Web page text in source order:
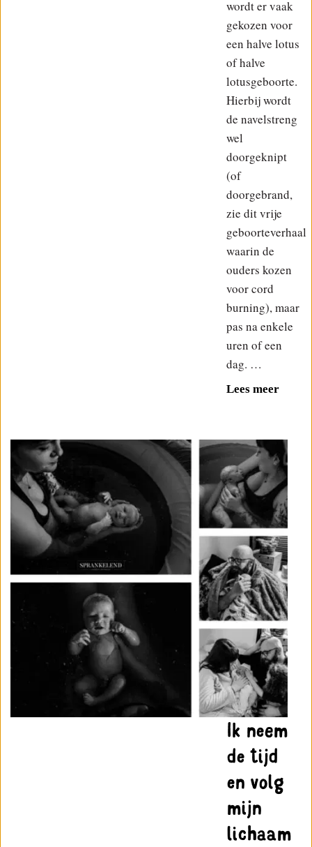
wordt er vaak
gekozen voor
een halve lotus
of halve
lotusgeboorte.
Hierbij wordt
de navelstreng
wel
doorgeknipt
(of
doorgebrand,
zie dit vrije
geboorteverhaal
waarin de
ouders kozen
voor cord
burning), maar
pas na enkele
uren of een
dag. …
Lees meer
Ik neem
de tijd
en volg
mijn
lichaam